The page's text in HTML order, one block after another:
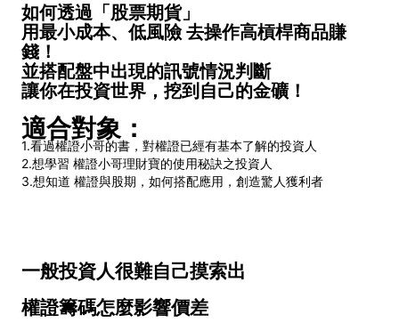
如何透過「股票期貨」
用最小成本、低風險 去操作高槓桿商品賺
錢！
並搭配盤中出現的訊號情況判斷
讓你在投資世界，挖到自己的金礦！
適合對象：
1.看過權證小哥的書，對權證已經有基本了解的投資人
2.想學習 權證小哥理財寶的使用秘訣之投資人
3.想知道 權證與股期，如何搭配應用，創造驚人獲利者
一般投資人很難自己摸索出
權證籌碼怎麼影響價差